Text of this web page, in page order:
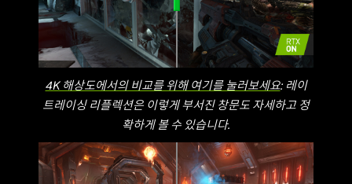
4K 해상도에서의 비교를 위해 여기를 눌러보세요: 레이
트레이싱 리플렉션은 이렇게 부서진 창문도 자세하고 정
확하게 볼 수 있습니다.